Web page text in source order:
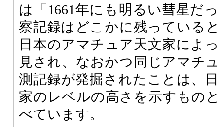
は「1661年にも明るい彗星だ
察記録はどこかに残っている
日本のアマチュア天文家によ
見され、なおかつ同じアマチ
測記録が発掘されたことは、
家のレベルの高さを示すもの
べています。